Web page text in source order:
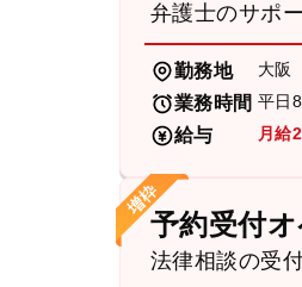
弁護士のサポ
勤務地 大阪
業務時間 平日
給与 月給
予約受付オ
法律相談の受